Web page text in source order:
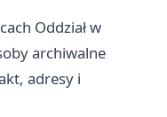
Oddział w
archiwalne
adresy i